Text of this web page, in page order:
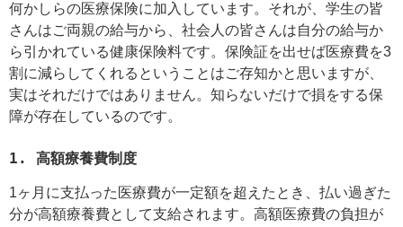
何かしらの医療保険に加入しています。それが、学生の皆
さんはご両親の給与から、社会人の皆さんは自分の給与か
ら引かれている健康保険料です。保険証を出せば医療費を3
割に減らしてくれるということはご存知かと思いますが、
実はそれだけではありません。知らないだけで損をする保
障が存在しているのです。
1. 高額療養費制度
1ヶ月に支払った医療費が一定額を超えたとき、払い過ぎた
分が高額療養費として支給されます。高額医療費の負担が